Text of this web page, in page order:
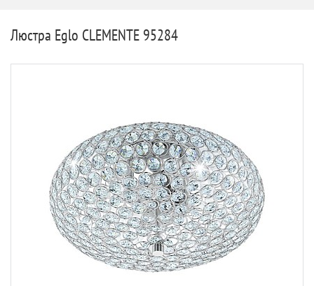
Люстра Eglo CLEMENTE 95284